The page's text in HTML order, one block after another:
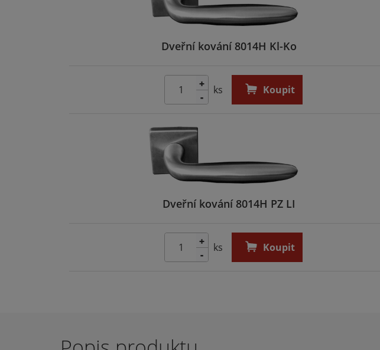
Dveřní kování 8014H Kl-Ko
-
+ ks Koupit
Dveřní kování 8014H PZ LI
-
+ ks Koupit